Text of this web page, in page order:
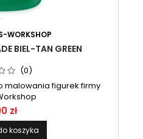
WORKSHOP
BIEL-TAN GREEN
(0)
malowania figurek firmy
zł
koszyka